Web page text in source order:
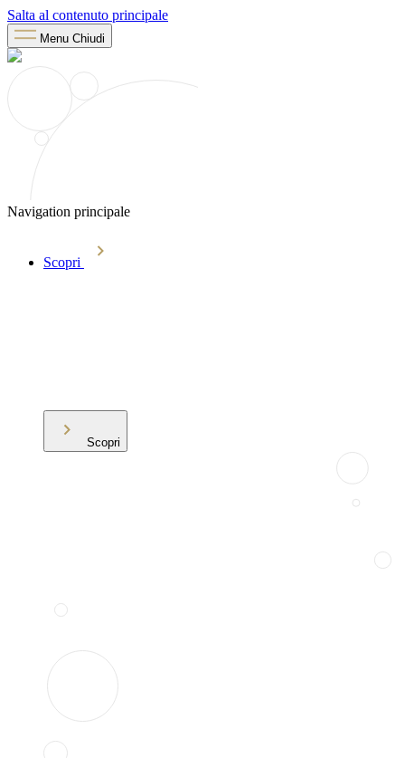
Salta al contenuto principale
Menu Chiudi
Navigation principale
Scopri
Scopri